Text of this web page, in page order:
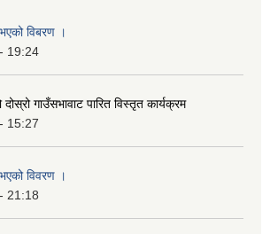
विबरण ।
19:24
गाउँसभावाट पारित विस्तृत कार्यक्रम
15:27
विवरण ।
21:18